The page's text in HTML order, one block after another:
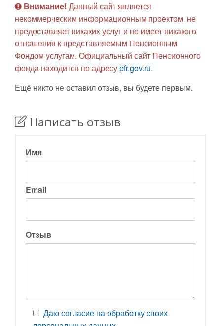
Внимание! Данный сайт является
некоммерческим информационным проектом, не
предоставляет никаких услуг и не имеет никакого
отношения к представляемым Пенсионным
Фондом услугам. Официальный сайт Пенсионного
фонда находится по адресуpfr.gov.ru.
Ещё никто не оставил отзыв, вы будете первым.
Написать отзыв
Имя
Email
Отзыв
Даю согласие на обработку своих